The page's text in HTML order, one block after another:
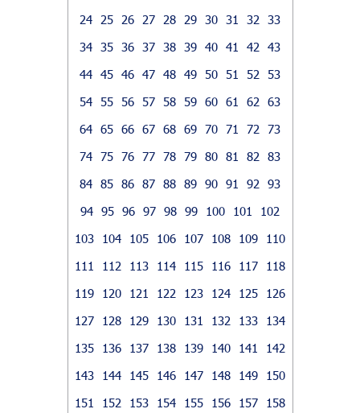
24
25 26 27 28 29 30 31 32
33
34 35 36 37 38 39 40 41 42
43
44 45 46 47 48 49 50 51 52
53
54 55 56 57 58 59 60 61 62
63
64 65 66 67 68 69 70 71 72
73
74 75 76 77 78 79 80 81 82
83
84 85 86 87 88 89 90 91 92
93
94 95 96 97 98 99 100 101
102
103
104 105 106 107 108 109
110
111
112 113 114 115 116 117
118
119
120 121 122 123 124 125
126
127
128 129 130 131 132 133
134
135
136 137 138 139 140 141
142
143
144 145 146 147 148 149
150
151
152 153 154 155 156 157
158